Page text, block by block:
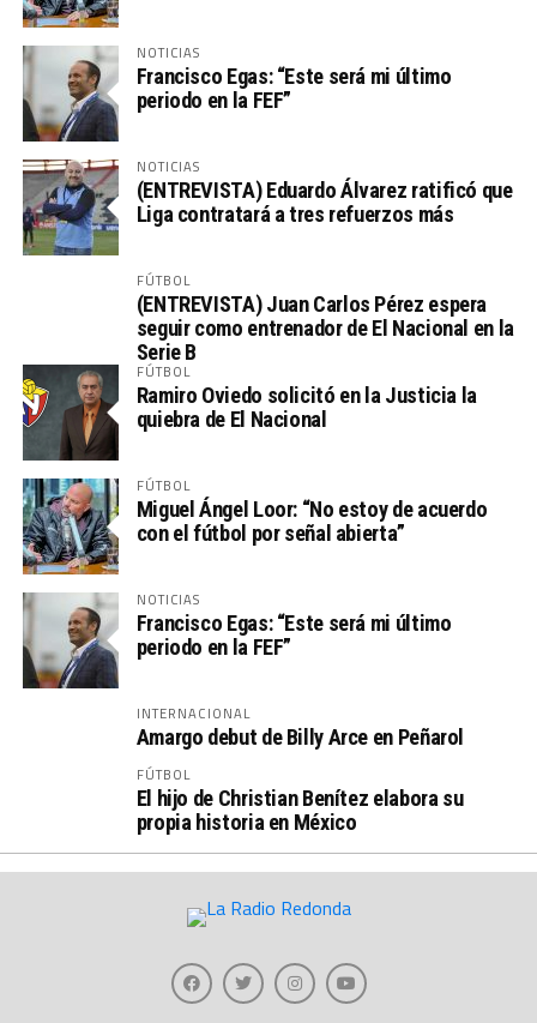
NOTICIAS
Francisco Egas: “Este será mi último
periodo en la FEF”
NOTICIAS
(ENTREVISTA) Eduardo Álvarez ratificó que
Liga contratará a tres refuerzos más
FÚTBOL
(ENTREVISTA) Juan Carlos Pérez espera
seguir como entrenador de El Nacional en la
Serie B
FÚTBOL
Ramiro Oviedo solicitó en la Justicia la
quiebra de El Nacional
FÚTBOL
Miguel Ángel Loor: “No estoy de acuerdo
con el fútbol por señal abierta”
NOTICIAS
Francisco Egas: “Este será mi último
periodo en la FEF”
INTERNACIONAL
Amargo debut de Billy Arce en Peñarol
FÚTBOL
El hijo de Christian Benítez elabora su
propia historia en México